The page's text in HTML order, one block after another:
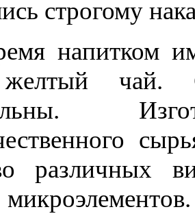
строгому
напитком
чай.
различных